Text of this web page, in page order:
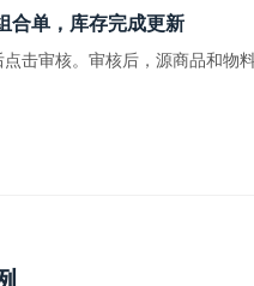
合单，库存完成更新
点击审核。审核后，源商品和物